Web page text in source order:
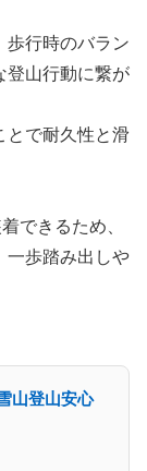
歩行時のバラン
登山行動に繋が
とで耐久性と滑
できるため、
一歩踏み出しや
山登山安心